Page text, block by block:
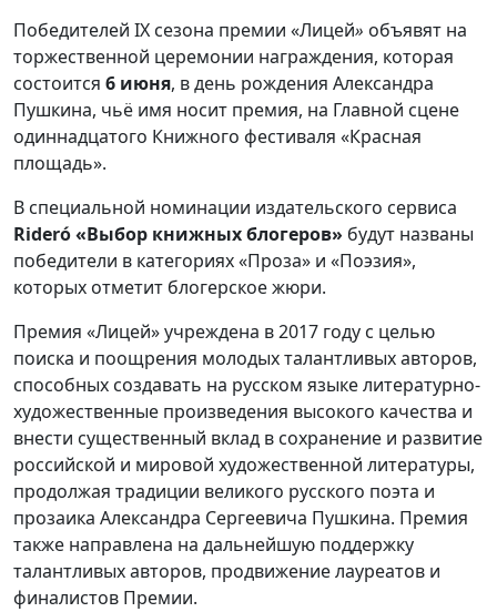
Победителей IX сезона премии «Лицей» объявят на
торжественной церемонии награждения, которая
состоится 6 июня, в день рождения Александра
Пушкина, чьё имя носит премия, на Главной сцене
одиннадцатого Книжного фестиваля «Красная
площадь».
В специальной номинации издательского сервиса
Rideró«Выбор книжных блогеров» будут названы
победители в категориях «Проза» и «Поэзия»,
которых отметит блогерское жюри.
Премия «Лицей» учреждена в 2017 году с целью
поиска и поощрения молодых талантливых авторов,
способных создавать на русском языке литературно-
художественные произведения высокого качества и
внести существенный вклад в сохранение и развитие
российской и мировой художественной литературы,
продолжая традиции великого русского поэта и
прозаика Александра Сергеевича Пушкина. Премия
также направлена на дальнейшую поддержку
талантливых авторов, продвижение лауреатов и
финалистов Премии.